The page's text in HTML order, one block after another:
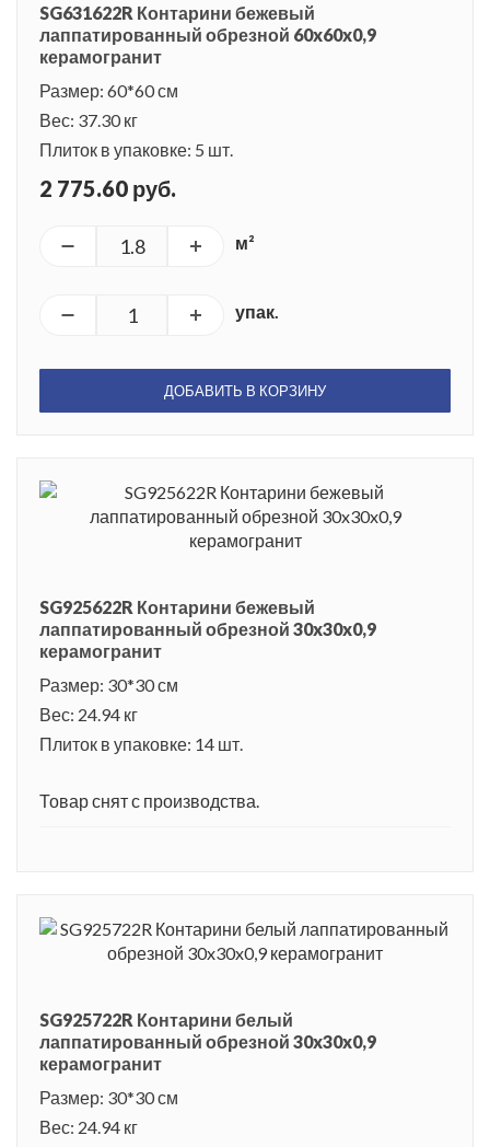
SG631622R Контарини бежевый
лаппатированный обрезной 60x60x0,9
керамогранит
Размер: 60*60 см
Вес: 37.30 кг
Плиток в упаковке: 5 шт.
2 775.60 руб.
м²
упак.
ДОБАВИТЬ В КОРЗИНУ
SG925622R Контарини бежевый
лаппатированный обрезной 30x30x0,9
керамогранит
Размер: 30*30 см
Вес: 24.94 кг
Плиток в упаковке: 14 шт.
Товар снят с производства.
SG925722R Контарини белый
лаппатированный обрезной 30x30x0,9
керамогранит
Размер: 30*30 см
Вес: 24.94 кг